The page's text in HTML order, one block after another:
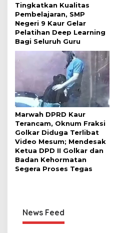
Tingkatkan Kualitas
Pembelajaran, SMP
Negeri 9 Kaur Gelar
Pelatihan Deep Learning
Bagi Seluruh Guru
Marwah DPRD Kaur
Terancam, Oknum Fraksi
Golkar Diduga Terlibat
Video Mesum; Mendesak
Ketua DPD II Golkar dan
Badan Kehormatan
Segera Proses Tegas
News Feed